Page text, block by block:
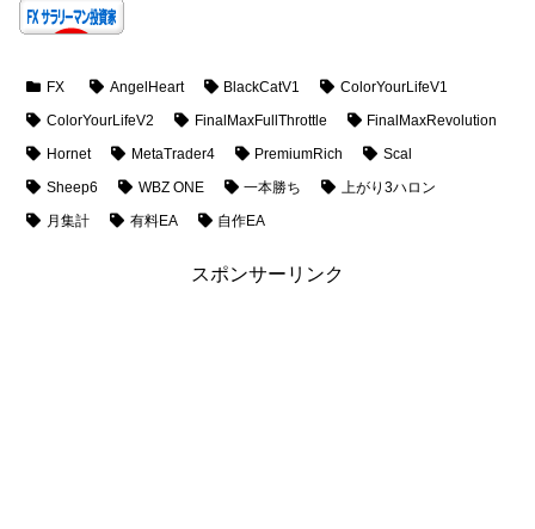
FX AngelHeart BlackCatV1
ColorYourLifeV1
ColorYourLifeV2
FinalMaxFullThrottle
FinalMaxRevolution
Hornet
MetaTrader4 PremiumRich
Scal
Sheep6
WBZ ONE 一本勝ち
上がり3ハロン
月集計
有料EA 自作EA
スポンサーリンク